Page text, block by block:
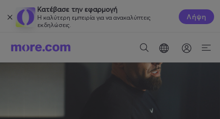
Κατέβασε την εφαρμογή
Η καλύτερη εμπειρία για να ανακαλύπτεις
εκδηλώσεις.
Λήψη